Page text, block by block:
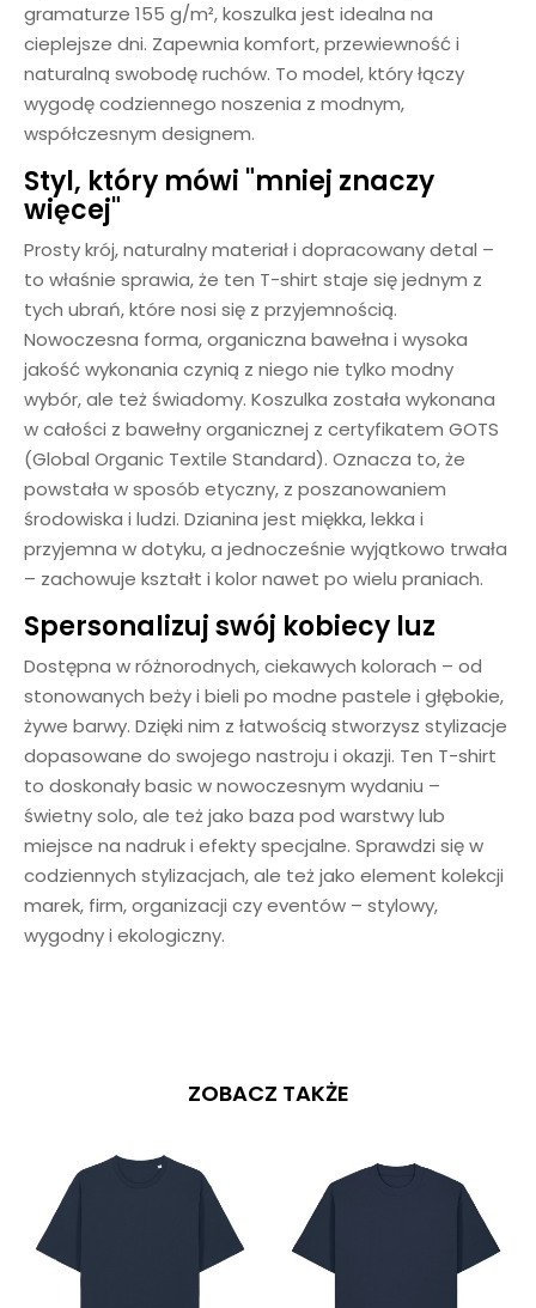
gramaturze 155 g/m², koszulka jest idealna na
cieplejsze dni. Zapewnia komfort, przewiewność i
naturalną swobodę ruchów. To model, który łączy
wygodę codziennego noszenia z modnym,
współczesnym designem.
Styl, który mówi "mniej znaczy
więcej"
Prosty krój, naturalny materiał i dopracowany detal –
to właśnie sprawia, że ten T-shirt staje się jednym z
tych ubrań, które nosi się z przyjemnością.
Nowoczesna forma, organiczna bawełna i wysoka
jakość wykonania czynią z niego nie tylko modny
wybór, ale też świadomy. Koszulka została wykonana
w całości z bawełny organicznej z certyfikatem GOTS
(Global Organic Textile Standard). Oznacza to, że
powstała w sposób etyczny, z poszanowaniem
środowiska i ludzi. Dzianina jest miękka, lekka i
przyjemna w dotyku, a jednocześnie wyjątkowo trwała
– zachowuje kształt i kolor nawet po wielu praniach.
Spersonalizuj swój kobiecy luz
Dostępna w różnorodnych, ciekawych kolorach – od
stonowanych beży i bieli po modne pastele i głębokie,
żywe barwy. Dzięki nim z łatwością stworzysz stylizacje
dopasowane do swojego nastroju i okazji. Ten T-shirt
to doskonały basic w nowoczesnym wydaniu –
świetny solo, ale też jako baza pod warstwy lub
miejsce na nadruk i efekty specjalne. Sprawdzi się w
codziennych stylizacjach, ale też jako element kolekcji
marek, firm, organizacji czy eventów – stylowy,
wygodny i ekologiczny.
ZOBACZ TAKŻE